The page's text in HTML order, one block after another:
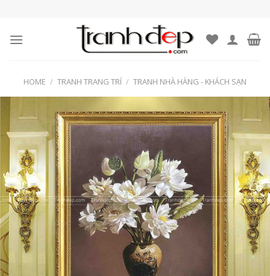
content
HOME / TRANH TRANG TRÍ / TRANH NHÀ HÀNG - KHÁCH SẠN